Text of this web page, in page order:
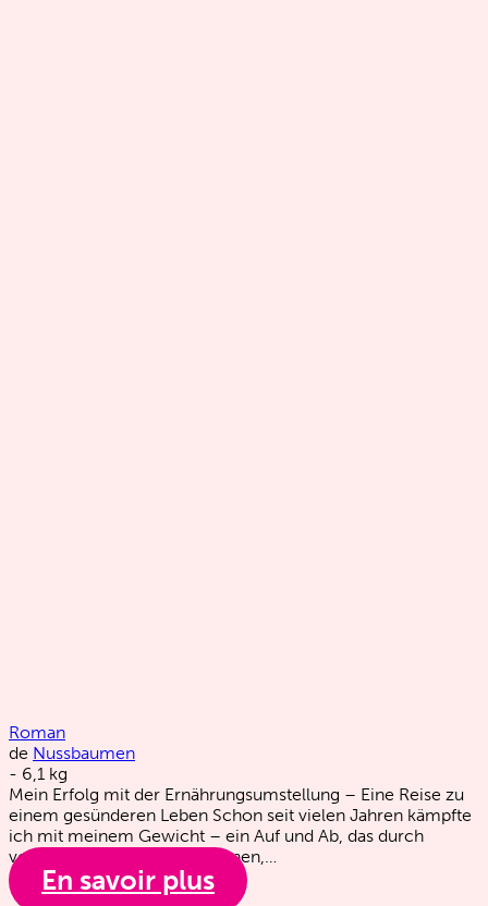
Roman
de Nussbaumen
- 6,1 kg
Mein Erfolg mit der Ernährungsumstellung – Eine Reise zu
einem gesünderen Leben Schon seit vielen Jahren kämpfte
ich mit meinem Gewicht – ein Auf und Ab, das durch
verschiedene Lebenssituationen,…
En savoir plus